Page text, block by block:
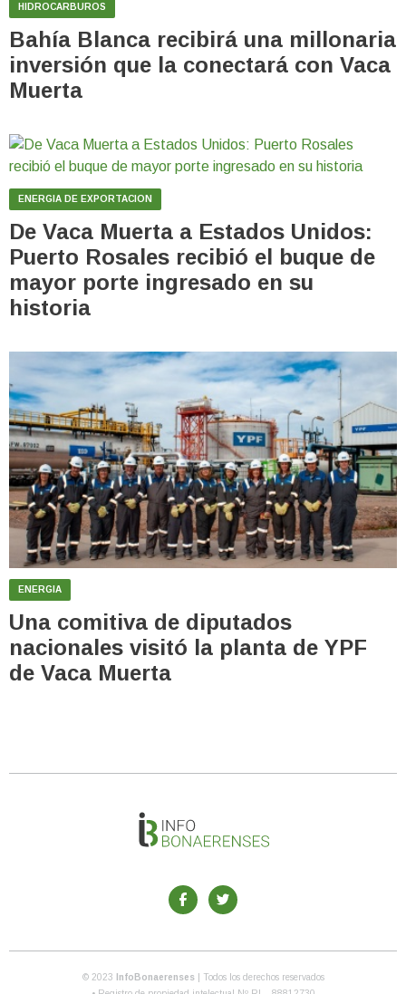
HIDROCARBUROS
Bahía Blanca recibirá una millonaria
inversión que la conectará con Vaca
Muerta
ENERGIA DE EXPORTACION
De Vaca Muerta a Estados Unidos:
Puerto Rosales recibió el buque de
mayor porte ingresado en su
historia
ENERGIA
Una comitiva de diputados
nacionales visitó la planta de YPF
de Vaca Muerta
© 2023 InfoBonaerenses
| Todos los derechos reservados